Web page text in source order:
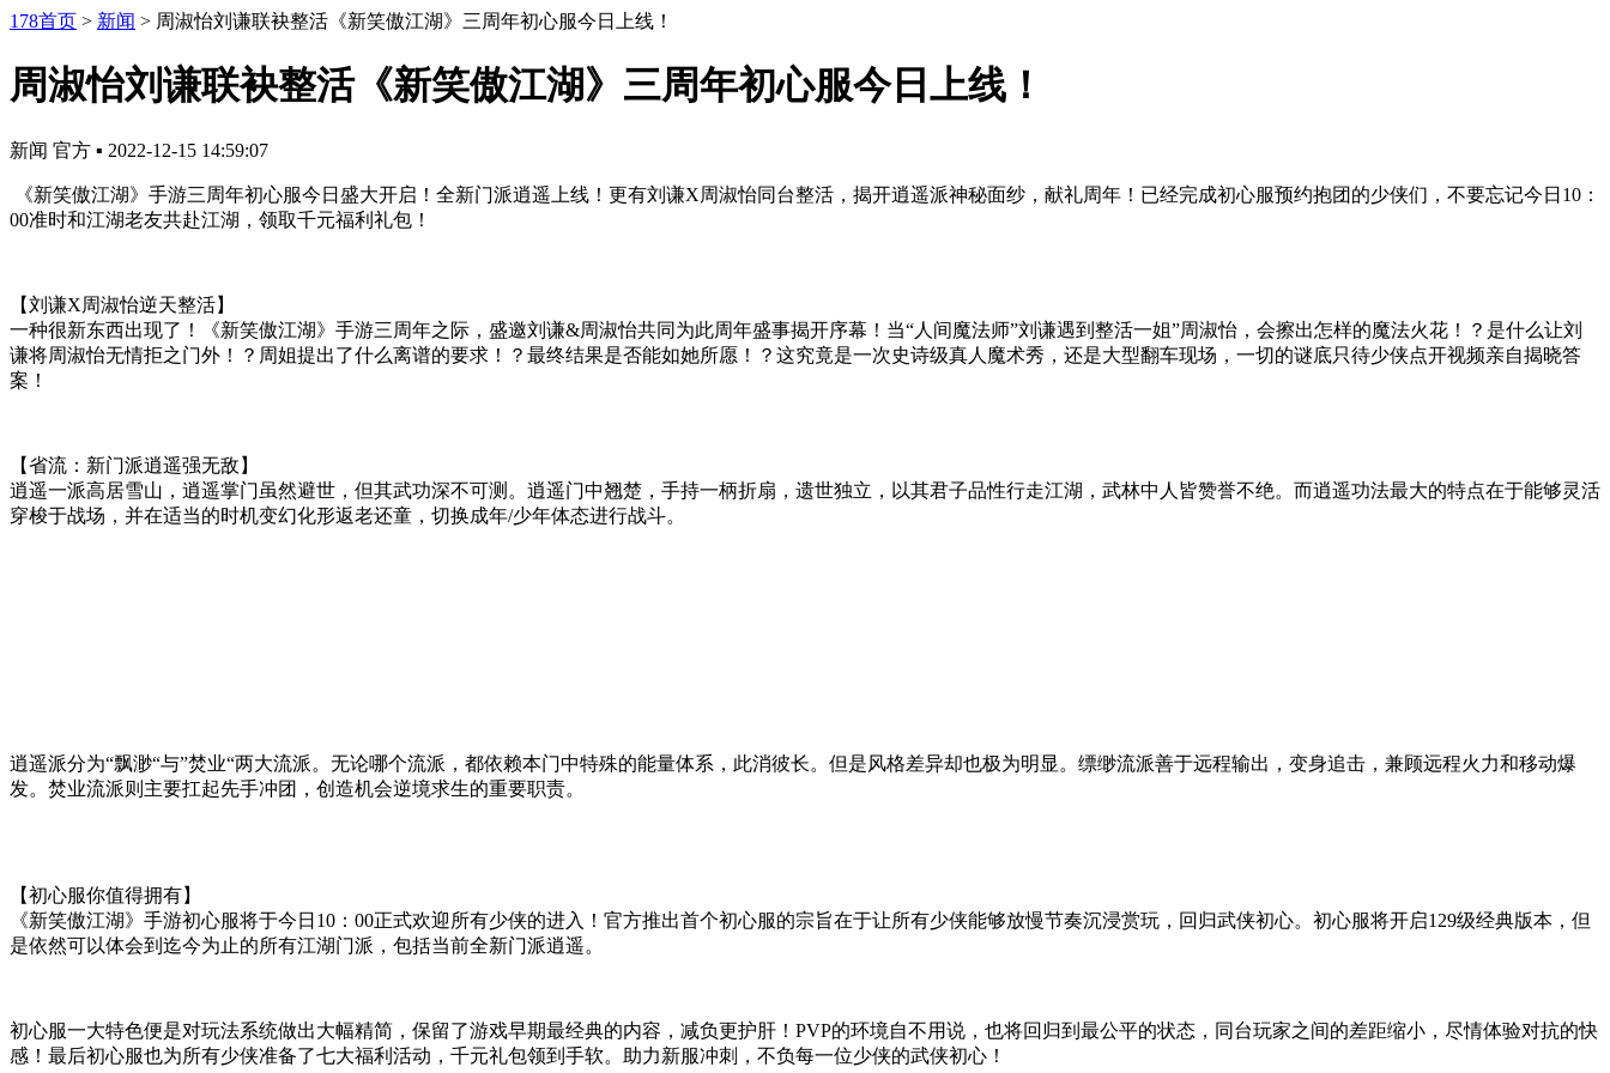
178首页 > 新闻 > 周淑怡刘谦联袂整活《新笑傲江湖》三周年初心服今日上线！
周淑怡刘谦联袂整活《新笑傲江湖》三周年初心服今日上线！
新闻 官方 ▪ 2022-12-15 14:59:07
《新笑傲江湖》手游三周年初心服今日盛大开启！全新门派逍遥上线！更有刘谦X周淑怡同台整活，揭开逍遥派神秘面纱，献礼周年！已经完成初心服预约抱团的少侠们，不要忘记今日10：
00准时和江湖老友共赴江湖，领取千元福利礼包！
【刘谦X周淑怡逆天整活】
一种很新东西出现了！《新笑傲江湖》手游三周年之际，盛邀刘谦&周淑怡共同为此周年盛事揭开序幕！当“人间魔法师”刘谦遇到整活一姐”周淑怡，会擦出怎样的魔法火花！？是什么让刘
谦将周淑怡无情拒之门外！？周姐提出了什么离谱的要求！？最终结果是否能如她所愿！？这究竟是一次史诗级真人魔术秀，还是大型翻车现场，一切的谜底只待少侠点开视频亲自揭晓答
案！
【省流：新门派逍遥强无敌】
逍遥一派高居雪山，逍遥掌门虽然避世，但其武功深不可测。逍遥门中翘楚，手持一柄折扇，遗世独立，以其君子品性行走江湖，武林中人皆赞誉不绝。而逍遥功法最大的特点在于能够灵活
穿梭于战场，并在适当的时机变幻化形返老还童，切换成年/少年体态进行战斗。
逍遥派分为“飘渺“与”焚业“两大流派。无论哪个流派，都依赖本门中特殊的能量体系，此消彼长。但是风格差异却也极为明显。缥缈流派善于远程输出，变身追击，兼顾远程火力和移动爆
发。焚业流派则主要扛起先手冲团，创造机会逆境求生的重要职责。
【初心服你值得拥有】
《新笑傲江湖》手游初心服将于今日10：00正式欢迎所有少侠的进入！官方推出首个初心服的宗旨在于让所有少侠能够放慢节奏沉浸赏玩，回归武侠初心。初心服将开启129级经典版本，但
是依然可以体会到迄今为止的所有江湖门派，包括当前全新门派逍遥。
初心服一大特色便是对玩法系统做出大幅精简，保留了游戏早期最经典的内容，减负更护肝！PVP的环境自不用说，也将回归到最公平的状态，同台玩家之间的差距缩小，尽情体验对抗的快
感！最后初心服也为所有少侠准备了七大福利活动，千元礼包领到手软。助力新服冲刺，不负每一位少侠的武侠初心！